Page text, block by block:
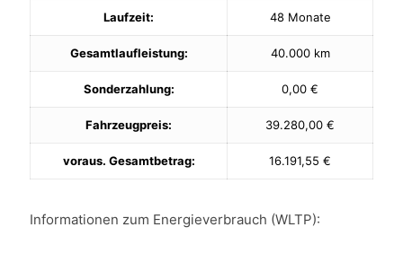
Laufzeit: 48 Monate
Gesamtlaufleistung: 40.000 km
Sonderzahlung: 0,00 €
Fahrzeugpreis: 39.280,00 €
voraus. Gesamtbetrag: 16.191,55 €
Informationen zum Energieverbrauch (WLTP):